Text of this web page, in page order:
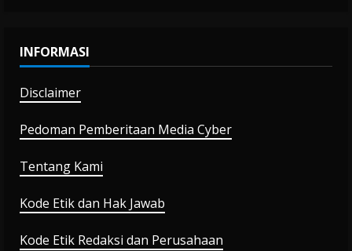
INFORMASI
Disclaimer
Pedoman Pemberitaan Media Cyber
Tentang Kami
Kode Etik dan Hak Jawab
Kode Etik Redaksi dan Perusahaan